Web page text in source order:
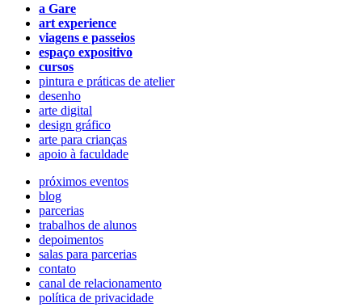
a Gare
art experience
viagens e passeios
espaço expositivo
cursos
pintura e práticas de atelier
desenho
arte digital
design gráfico
arte para crianças
apoio à faculdade
próximos eventos
blog
parcerias
trabalhos de alunos
depoimentos
salas para parcerias
contato
canal de relacionamento
política de privacidade